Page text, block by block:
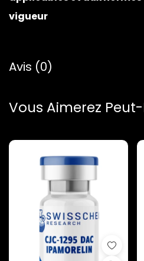
vigueur
Avis (0)
Vous Aimerez